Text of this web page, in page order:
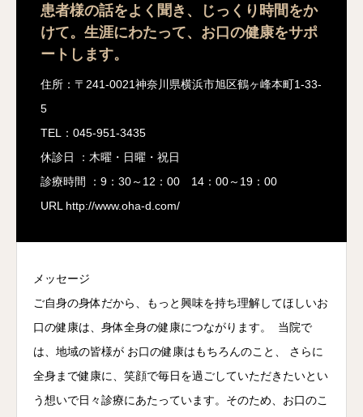
患者様の話をよく聞き、じっくり時間をか
けて。生涯にわたって、お口の健康をサポ
ートします。
住所：〒241-0021神奈川県横浜市旭区鶴ヶ峰本町1-33-
5
TEL：045-951-3435
休診日 ：木曜・日曜・祝日
診療時間 ：9：30～12：00 14：00～19：00
URL http://www.oha-d.com/
メッセージ
ご自身の身体だから、もっと興味を持ち理解してほしいお
口の健康は、身体全身の健康につながります。 当院で
は、地域の皆様が お口の健康はもちろんのこと、 さらに
全身まで健康に、笑顔で毎日を過ごしていただきたいとい
う想いで日々診療にあたっています。そのため、お口のこ